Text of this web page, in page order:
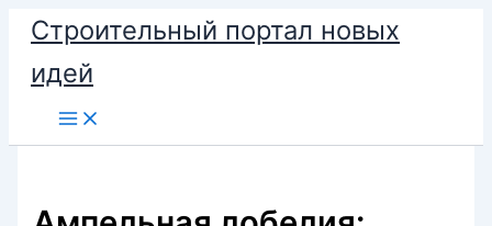
Перейти
содержимому
Строительный портал новых
идей